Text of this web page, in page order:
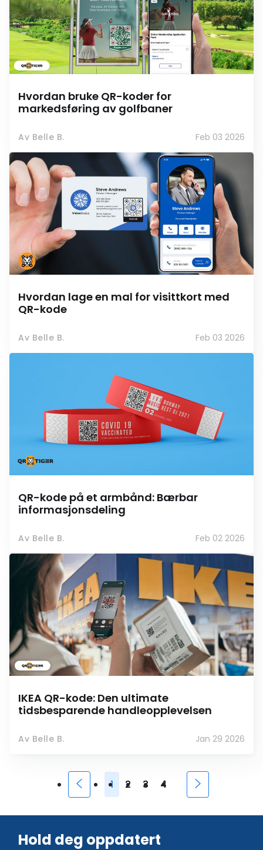
Hvordan bruke QR-koder for
markedsføring av golfbaner
Av Belle B. Feb 03 2026
Hvordan lage en mal for visittkort med
QR-kode
Av Belle B. Feb 03 2026
QR-kode på et armbånd: Bærbar
informasjonsdeling
Av Belle B. Feb 02 2026
IKEA QR-kode: Den ultimate
tidsbesparende handleopplevelsen
Av Belle B. Jan 29 2026
1 2 3 4
Hold deg oppdatert